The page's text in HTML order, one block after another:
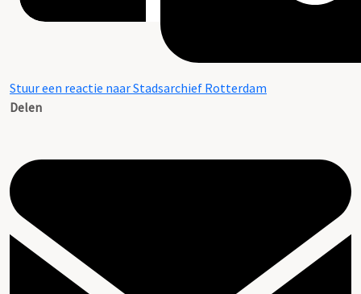
Stuur een reactie naar Stadsarchief Rotterdam
Delen